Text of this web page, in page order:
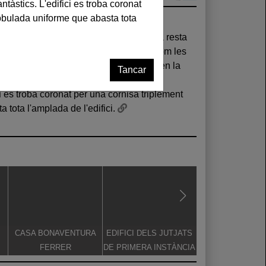
Tancar
tota l'amplada de l'edifici.
CASA BONAVENTURA
FERRER
EDIFICI DELS JUTJATS
DE PRIMERA INSTÀNCIA